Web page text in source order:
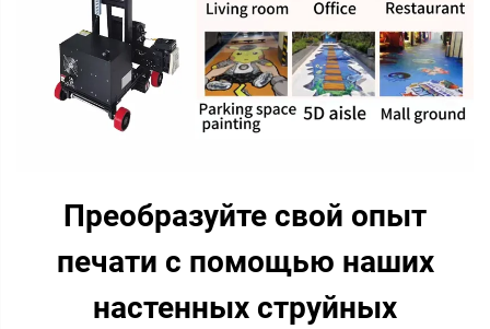
Преобразуйте свой опыт
печати с помощью наших
настенных струйных